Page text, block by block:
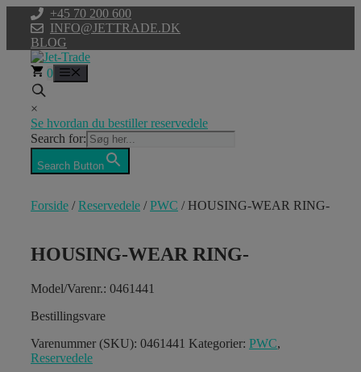
indhold
+45 70 200 600
INFO@JETTRADE.DK
BLOG
0
×
Se hvordan du bestiller reservedele
Search for:
Search Button
Forside /Reservedele /PWC / HOUSING-WEAR RING-
HOUSING-WEAR RING-
Model/Varenr.: 0461441
Bestillingsvare
Varenummer (SKU): 0461441 Kategorier: PWC,
Reservedele